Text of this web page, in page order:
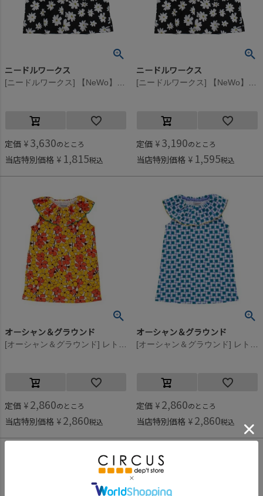
ニードルワークス
定価 ¥ 3,630のところ
当店特別価格 ¥ 1,815税込
ニードルワークス
定価 ¥ 3,190のところ
当店特別価格 ¥ 1,595税込
オーシャン＆グラウンド
定価 ¥ 2,860のところ
当店特別価格 ¥ 2,860税込
オーシャン＆グラウンド
定価 ¥ 2,860のところ
当店特別価格 ¥ 2,860税込